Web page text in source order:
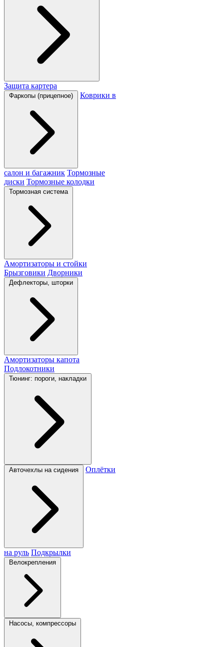
Защита картера
Фаркопы (прицепное) Коврики в
салон и багажник Тормозные
диски Тормозные колодки
Тормозная система
Амортизаторы и стойки
Брызговики Дворники
Дефлекторы, шторки
Амортизаторы капота
Подлокотники
Тюнинг: пороги, накладки
Авточехлы на сидения Оплётки
на руль Подкрылки
Велокрепления
Насосы, компрессоры